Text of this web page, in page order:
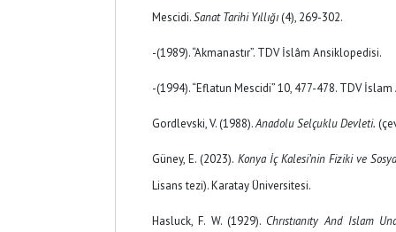
Mescidi.Sanat Tarihi Yıllığı(4), 269-302.
-(1989). “Akmanastır”. TDV İslâm Ansiklopedisi.
-(1994). “Eflatun Mescidi” 10, 477-478. TDV
Gordlevski, V. (1988).Anadolu Selçuklu Devleti.
Güney, E. (2023). Konya İç Kalesi’nin Fiziki ve
Lisans tezi). Karatay Üniversitesi.
Hasluck, F. W. (1929). Chrıstıanıty And Islam